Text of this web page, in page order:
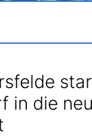
in die